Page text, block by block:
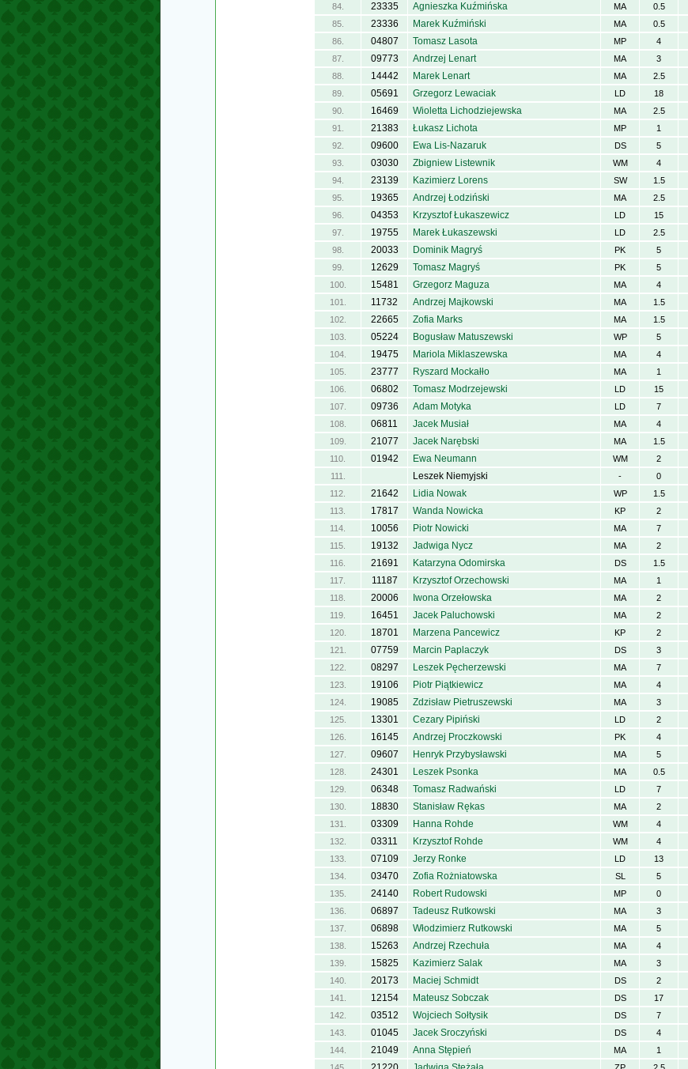
84.
23335 Agnieszka Kuźmińska MA 0.5
85.
23336 Marek Kuźmiński MA 0.5
86.
04807 Tomasz Lasota MP 4
87.
09773 Andrzej Lenart MA 3
88.
14442 Marek Lenart MA 2.5
89.
05691 Grzegorz Lewaciak LD 18
90.
16469 Wioletta Lichodziejewska MA 2.5
91.
21383 Łukasz Lichota MP 1
92.
09600 Ewa Lis-Nazaruk DS 5
93.
03030 Zbigniew Listewnik WM 4
94.
23139 Kazimierz Lorens SW 1.5
95.
19365 Andrzej Łodziński MA 2.5
96.
04353 Krzysztof Łukaszewicz LD 15
97.
19755 Marek Łukaszewski LD 2.5
98.
20033 Dominik Magryś PK 5
99.
12629 Tomasz Magryś PK 5
100.
15481 Grzegorz Maguza MA 4
101.
11732 Andrzej Majkowski MA 1.5
102.
22665 Zofia Marks MA 1.5
103.
05224 Bogusław Matuszewski WP 5
104.
19475 Mariola Miklaszewska MA 4
105.
23777 Ryszard Mockałło MA 1
106.
06802 Tomasz Modrzejewski LD 15
107.
09736 Adam Motyka LD 7
108.
06811 Jacek Musiał MA 4
109.
21077 Jacek Narębski MA 1.5
110.
01942 Ewa Neumann WM 2
111.
Leszek Niemyjski - 0
112.
21642 Lidia Nowak WP 1.5
113.
17817 Wanda Nowicka KP 2
114.
10056 Piotr Nowicki MA 7
115.
19132 Jadwiga Nycz MA 2
116.
21691 Katarzyna Odomirska DS 1.5
117.
11187 Krzysztof Orzechowski MA 1
118.
20006 Iwona Orzełowska MA 2
119.
16451 Jacek Paluchowski MA 2
120.
18701 Marzena Pancewicz KP 2
121.
07759 Marcin Paplaczyk DS 3
122.
08297 Leszek Pęcherzewski MA 7
123.
19106 Piotr Piątkiewicz MA 4
124.
19085 Zdzisław Pietruszewski MA 3
125.
13301 Cezary Pipiński LD 2
126.
16145 Andrzej Proczkowski PK 4
127.
09607 Henryk Przybysławski MA 5
128.
24301 Leszek Psonka MA 0.5
129.
06348 Tomasz Radwański LD 7
130.
18830 Stanisław Rękas MA 2
131.
03309 Hanna Rohde WM 4
132.
03311 Krzysztof Rohde WM 4
133.
07109 Jerzy Ronke LD 13
134.
03470 Zofia Rożniatowska SL 5
135.
24140 Robert Rudowski MP 0
136.
06897 Tadeusz Rutkowski MA 3
137.
06898 Włodzimierz Rutkowski MA 5
138.
15263 Andrzej Rzechuła MA 4
139.
15825 Kazimierz Salak MA 3
140.
20173 Maciej Schmidt DS 2
141.
12154 Mateusz Sobczak DS 17
142.
03512 Wojciech Sołtysik DS 7
143.
01045 Jacek Sroczyński DS 4
144.
21049 Anna Stępień MA 1